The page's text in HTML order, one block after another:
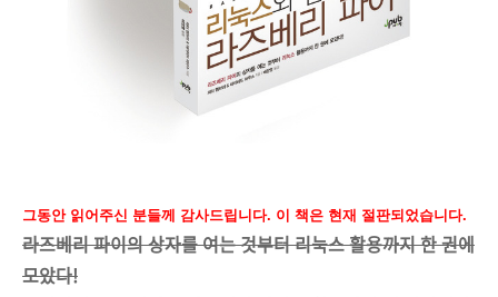
그동안 읽어주신 분들께 감사드립니다. 이 책은 현재 절판되었습니다.
라즈베리 파이의 상자를 여는 것부터 리눅스 활용까지 한 권에
모았다!